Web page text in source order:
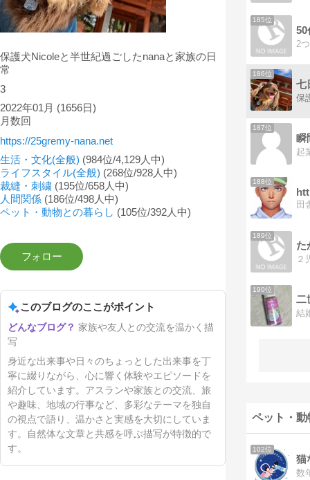
保護犬Nicoleと半世紀過ごしたnanaと家族の日
常
3
2022年01月 (1656日)
月数回
https://25gremy-nana.net
生活・文化(全般) (984位/4,129人中)
ライフスタイル(全般) (268位/928人中)
裁縫・刺繍 (195位/658人中)
人間関係 (186位/498人中)
ペット・動物との暮らし (105位/392人中)
このブログのここがポイント
家族や友人との交流を温かく描
写
身近な出来事や日々のちょっとした出来事を丁
寧に綴りながら、心に響く体験やエピソードを
紹介しています。アスランや家族との交流、旅
や趣味、地域の行事など、多彩なテーマを独自
の視点で語り、温かさと実感を大切にしていま
す。自然体な文章と共感を呼ぶ描写が特徴的で
す。
185位
2
186位
七
187位
瞬
188位
189位
た
190位
二
ペット・
102位
猫